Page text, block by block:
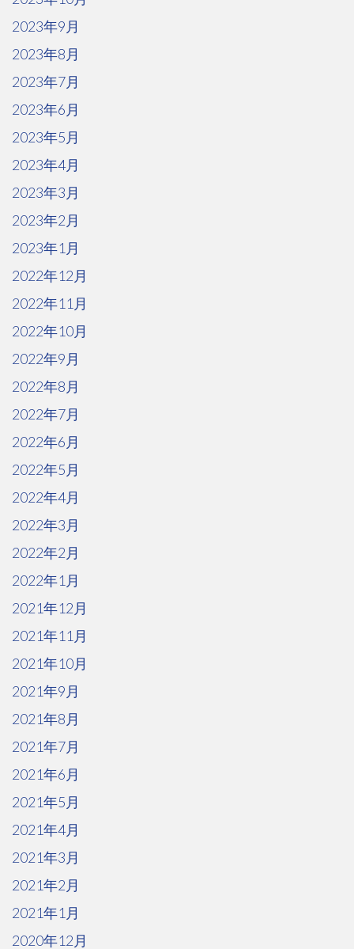
2023年9月
2023年8月
2023年7月
2023年6月
2023年5月
2023年4月
2023年3月
2023年2月
2023年1月
2022年12月
2022年11月
2022年10月
2022年9月
2022年8月
2022年7月
2022年6月
2022年5月
2022年4月
2022年3月
2022年2月
2022年1月
2021年12月
2021年11月
2021年10月
2021年9月
2021年8月
2021年7月
2021年6月
2021年5月
2021年4月
2021年3月
2021年2月
2021年1月
2020年12月